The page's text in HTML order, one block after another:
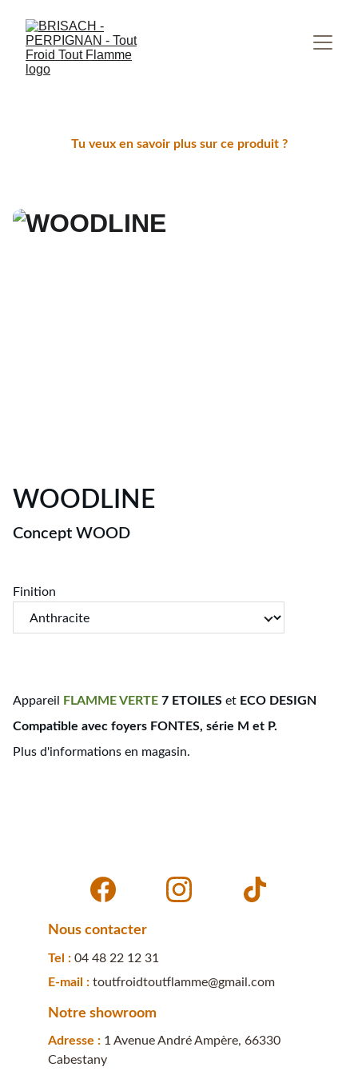
Tu veux en savoir plus sur ce produit ?
WOODLINE
Concept WOOD
Finition
Appareil FLAMMEVERTE 7 ETOILES et ECO DESIGN
Compatible avec foyers FONTES, série M et P.
Plus d'informations en magasin.
E-mail : toutfroidtoutflamme@gmail.com
Tel : 04 48 22 12 31
Adresse : 1 Avenue André Ampère, 66330
Cabestany
Notre showroom
Nous contacter